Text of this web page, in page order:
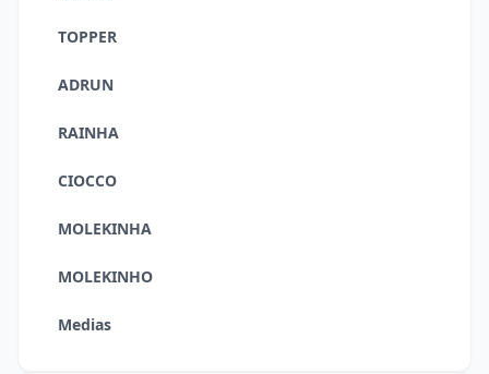
TOPPER
ADRUN
RAINHA
CIOCCO
MOLEKINHA
MOLEKINHO
Medias